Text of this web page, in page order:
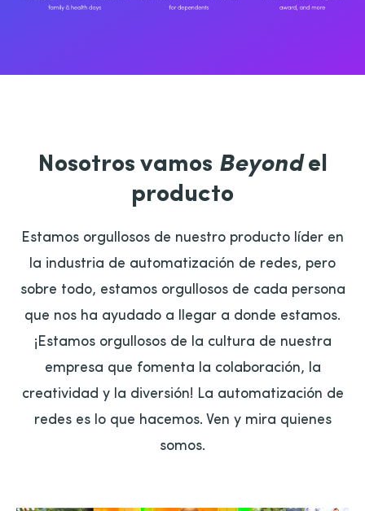
Nosotros vamos Beyondel
producto
Estamos orgullosos de nuestro producto líder en
la industria de automatización de redes, pero
sobre todo, estamos orgullosos de cada persona
que nos ha ayudado a llegar a donde estamos.
¡Estamos orgullosos de la cultura de nuestra
empresa que fomenta la colaboración, la
creatividad y la diversión! La automatización de
redes es lo que hacemos. Ven y mira quienes
somos.